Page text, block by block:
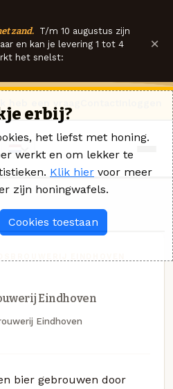
zand. T/m 10 augustus zijn
en kan je levering 1 tot 4
het snelst:
×
Eindhoven
Eindhoven
bier gebrouwen door
erbij?
het liefst met honing.
werkt en om lekker te
Klik hier voor meer
zijn honingwafels.
Cookies toestaan